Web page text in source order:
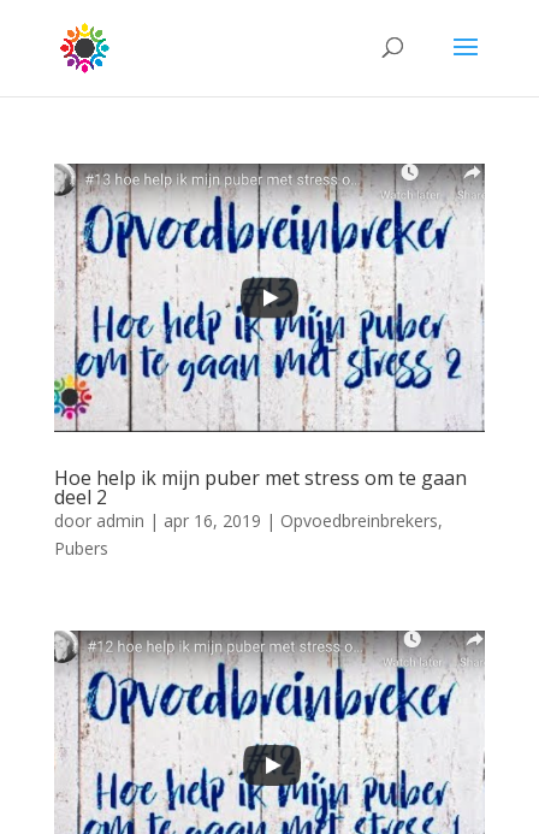
Hoe help ik mijn puber met stress om te gaan
deel 2
door admin | apr 16, 2019 | Opvoedbreinbrekers,
Pubers